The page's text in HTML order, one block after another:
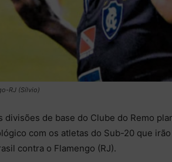
RJ (Sílvio)
divisões de base do Clube do Remo
com os atletas do Sub-20 que
contra o Flamengo (RJ).